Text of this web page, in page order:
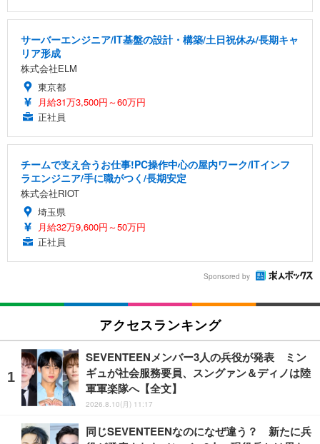
サーバーエンジニア/IT基盤の設計・構築/土日祝休み/長期キャ
リア形成
株式会社ELM
東京都
月給31万3,500円～60万円
正社員
チームで支え合うお仕事!PC操作中心の屋内ワーク/ITインフ
ラエンジニア/手に職がつく/長期安定
株式会社RIOT
埼玉県
月給32万9,600円～50万円
正社員
Sponsored by
アクセスランキング
SEVENTEENメンバー3人の兵役が発表 ミン
ギュが社会服務要員、スングァン＆ディノは陸
軍軍楽隊へ【全文】
2026.8.10(月) 11:17
同じSEVENTEENなのになぜ違う？ 新たに兵